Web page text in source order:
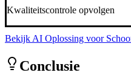
Kwaliteitscontrole opvolgen
Bekijk AI Oplossing voor
Conclusie